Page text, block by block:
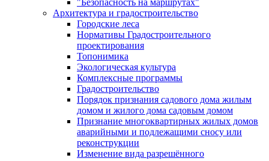
"Безопасность на маршрутах"
Архитектура и градостроительство
Городские леса
Нормативы Градостроительного
проектирования
Топонимика
Экологическая культура
Комплексные программы
Градостроительство
Порядок признания садового дома жилым
домом и жилого дома садовым домом
Признание многоквартирных жилых домов
аварийными и подлежащими сносу или
реконструкции
Изменение вида разрешённого